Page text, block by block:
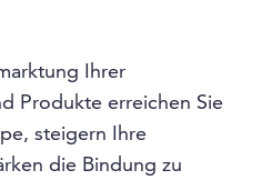
Ihrer
Produkte erreichen Sie
steigern Ihre
die Bindung zu